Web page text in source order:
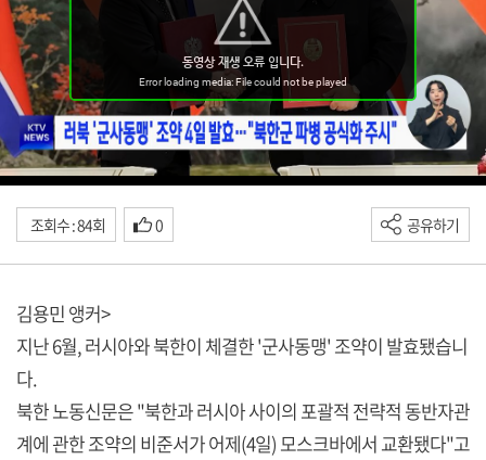
조회수 : 84회 0 공유하기
김용민 앵커>
지난 6월, 러시아와 북한이 체결한 '군사동맹' 조약이 발효됐습니
다.
북한 노동신문은 "북한과 러시아 사이의 포괄적 전략적 동반자관
계에 관한 조약의 비준서가 어제(4일) 모스크바에서 교환됐다"고